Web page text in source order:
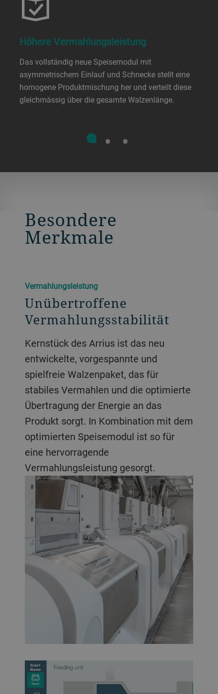
Höhere Vermahlungsleistung
Das vollständig neue Speisemodul mit
asymmetrischem Einlauf und Schnecke stellt eine
homogene Produktmischung her und verteilt diese
gleichmässig über die gesamte Walzenlänge.
Besondere
Merkmale
Vermahlungsleistung
Unübertroffene
Vermahlungsstabilität
Kernstück des Arrius ist das neu
entwickelte, vorgespannte und
spielfreie Walzenpaket, das für
stabiles Vermahlen und die optimierte
Übertragung der Energie an das
Produkt sorgt. In Kombination mit dem
optimierten Speisemodul ist so für
eine hervorragende
Vermahlungsleistung gesorgt.